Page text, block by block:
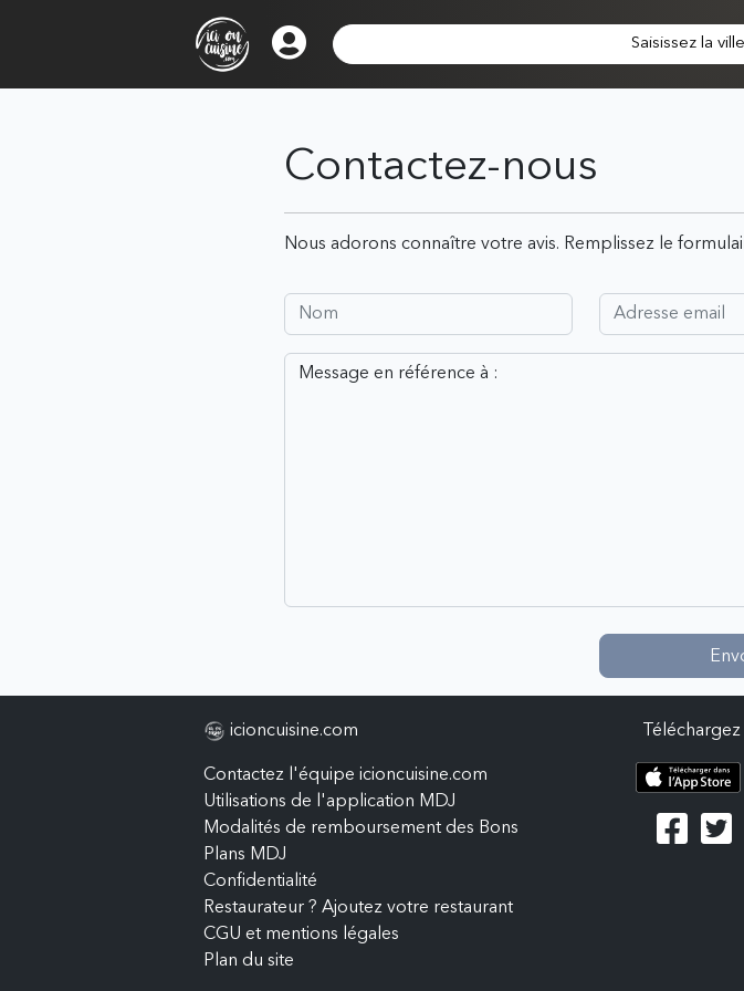
Saisissez la
Contactez-nous
Nous adorons connaître votre avis. Remplissez le
icioncuisine.com
Contactez l'équipe icioncuisine.com
Utilisations de l'application MDJ
Modalités de remboursement des Bons
Plans MDJ
Confidentialité
Restaurateur ? Ajoutez votre restaurant
CGU et mentions légales
Plan du site